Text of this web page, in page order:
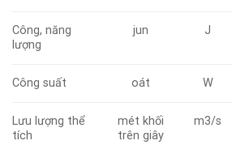
Công, năng
lượng
jun J
Công suất oát W
Lưu lượng thể
tích
mét khối
trên giây
m3/s